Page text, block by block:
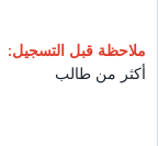
ملاحظة قبل التسجيل:
أكثر من طالب